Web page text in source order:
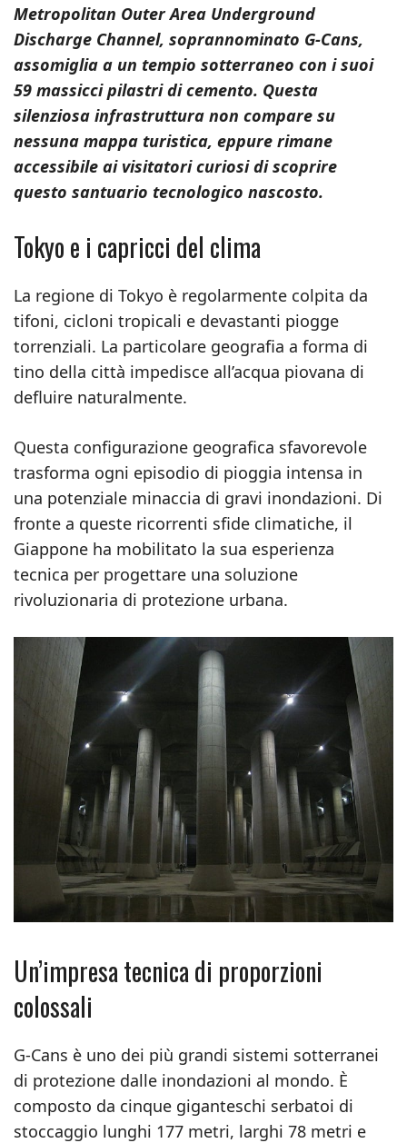
Metropolitan Outer Area Underground
Discharge Channel, soprannominato G-Cans,
assomiglia a un tempio sotterraneo con i suoi
59 massicci pilastri di cemento. Questa
silenziosa infrastruttura non compare su
nessuna mappa turistica, eppure rimane
accessibile ai visitatori curiosi di scoprire
questo santuario tecnologico nascosto.
Tokyo e i capricci del clima
La regione di Tokyo è regolarmente colpita da
tifoni, cicloni tropicali e devastanti piogge
torrenziali. La particolare geografia a forma di
tino della città impedisce all’acqua piovana di
defluire naturalmente.
Questa configurazione geografica sfavorevole
trasforma ogni episodio di pioggia intensa in
una potenziale minaccia di gravi inondazioni. Di
fronte a queste ricorrenti sfide climatiche, il
Giappone ha mobilitato la sua esperienza
tecnica per progettare una soluzione
rivoluzionaria di protezione urbana.
Un’impresa tecnica di proporzioni
colossali
G-Cans è uno dei più grandi sistemi sotterranei
di protezione dalle inondazioni al mondo. È
composto da cinque giganteschi serbatoi di
stoccaggio lunghi 177 metri, larghi 78 metri e